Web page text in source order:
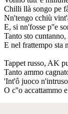
Chilli llà songo pe
Nn'tengo cchiù
E, si nn'fosse p''e
Tanto sto
E nel frattempo sta
Tappet russo, AK
Tanto ammo
'Int'ô juoco
O c''o accattammo